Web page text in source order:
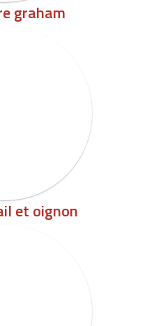
graham
et oignon